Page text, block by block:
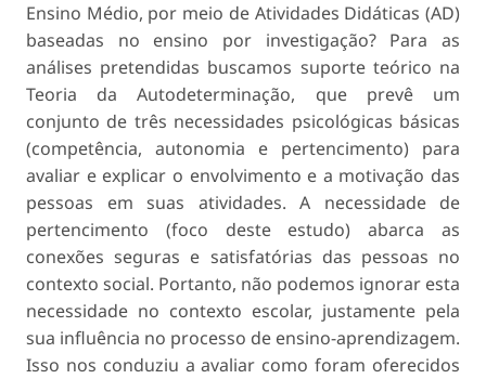
Ensino Médio, por meio de Atividades Didáticas (AD)
baseadas no ensino por investigação? Para as
análises pretendidas buscamos suporte teórico na
Teoria da Autodeterminação, que prevê um
conjunto de três necessidades psicológicas básicas
(competência, autonomia e pertencimento) para
avaliar e explicar o envolvimento e a motivação das
pessoas em suas atividades. A necessidade de
pertencimento (foco deste estudo) abarca as
conexões seguras e satisfatórias das pessoas no
contexto social. Portanto, não podemos ignorar esta
necessidade no contexto escolar, justamente pela
sua influência no processo de ensino-aprendizagem.
Isso nos conduziu a avaliar como foram oferecidos